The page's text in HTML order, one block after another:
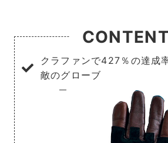
クラファンで427％の達成
敵のグローブ